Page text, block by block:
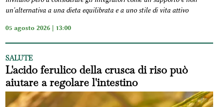
un'alternativa a una dieta equilibrata e a uno stile di vita attivo
05 agosto 2026 | 13:00
SALUTE
L'acido ferulico della crusca di riso può
aiutare a regolare l'intestino